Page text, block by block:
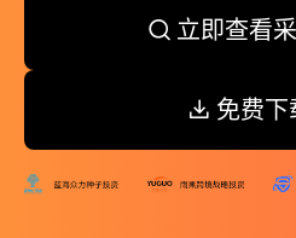
立即查看
免费下